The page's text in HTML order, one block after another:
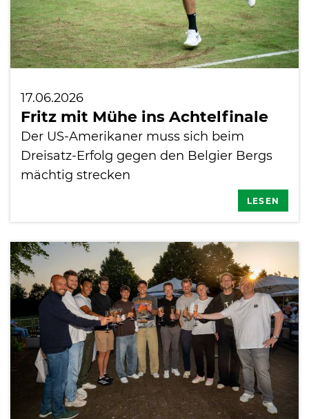
17.06.2026
Fritz mit Mühe ins Achtelfinale
Der US-Amerikaner muss sich beim
Dreisatz-Erfolg gegen den Belgier Bergs
mächtig strecken
LESEN